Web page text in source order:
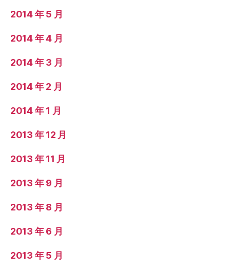
2014 年 5 月
2014 年 4 月
2014 年 3 月
2014 年 2 月
2014 年 1 月
2013 年 12 月
2013 年 11 月
2013 年 9 月
2013 年 8 月
2013 年 6 月
2013 年 5 月